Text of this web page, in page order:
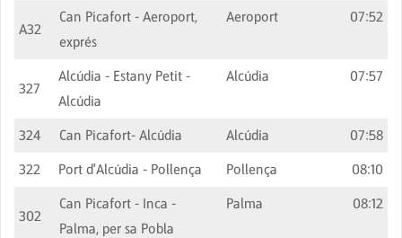
A32
Can Picafort - Aeroport,
exprés
Aeroport 07:52
327
Alcúdia - Estany Petit -
Alcúdia
Alcúdia 07:57
324 Can Picafort- Alcúdia Alcúdia
07:58
322
Port d'Alcúdia - Pollença Pollença 08:10
302
Can Picafort - Inca -
Palma, per sa Pobla
Palma 08:12